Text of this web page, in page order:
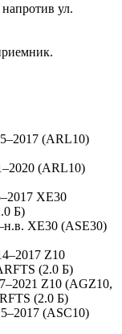
напротив ул.
(ARL10)
(ARL10)
XE30
Б)
XE30 (ASE30)
Z10
(2.0 Б)
Z10 (AGZ10,
(2.0 Б)
(ASC10)